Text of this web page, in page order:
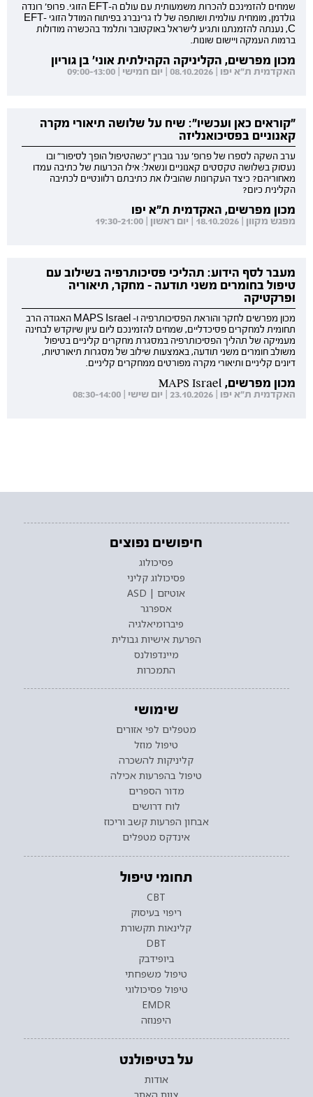
שמחים להזמינכם להכרות משמעותית עם עולם ה-EFT הזוגי. פרופ' רונדה
גולדמן, מומחית עולמית ושותפה של לז גרינברג בפיתוח המודל הזוגי EFT-
C, נענתה להזמנתנו ותגיע לישראל באוקטובר ותלמד בהכשרה מודולות
ברמות העמקה ויישום שונות.
מכון מפרשים, הקליניקה הקהילתית אוני' בן גוריון
האקדמית ת"א יפו | 08.10.2026 | יום חמישי | 09:00-13:00
"קוראים כאן ועכשיו": שיח על שלושה תיאורי מקרה
קאנוניים בפסיכואנליזה
ערב השקה לספרו של פרופ' ענר גוברין "כשהטיפול הופך לסיפור" ובו
נעסוק בשלושה טקסטים קאנוניים ונשאל: אילו הכרעות של כתיבה עמדו
מאחוריהם? כיצד העקרונות שהובילו את כתיבתם רלוונטיים לכתיבה
הקלינית כיום?
מכון מפרשים, האקדמית ת"א יפו
מפגש מקוון | 18.10.2026 | יום ראשון | 19:30-21:00
מעבר לסף הידוע: תהליכי פסיכותרפיה בשילוב עם
טיפול בחומרים משני תודעה - מחקר, תיאוריה
ופרקטיקה
מכון מפרשים לחקר והוראת הפסיכותרפיה ו- MAPS Israel האגודה הרב
תחומית למחקרים פסיכדליים, שמחים להזמינכם ליום עיון שיוקדש לבחינה
מעמיקה של תהליך הפסיכותרפיה במסגרת מחקרים קליניים בטיפול
משולב חומרים משני תודעה, באמצעות שילוב של מסגרות תיאורטיות,
דיונים קליניים ותיאורי מקרה מפורטים ממחקרים קליניים.
מכון מפרשים, MAPS Israel
האקדמית ת"א יפו | 23.10.2026 | יום שישי | 08:30-14:00
חיפושים נפוצים
פסיכולוג
פסיכולוג קליני
אוטיזם | ASD
אספרגר
פיברומיאלגיה
הפרעת אישיות גבולית
מיינדפולנס
התמכרות
שימושי
מטפלים לפי אזורים
טיפול מוזל
קליניקות להשכרה
טיפול בהפרעות אכילה
מדור הספרים
לוח דרושים
אבחון הפרעות קשב וריכוז
אינדקס מטפלים
תחומי טיפול
CBT
ריפוי בעיסוק
קלינאות תקשורת
DBT
ביופידבק
טיפול משפחתי
טיפול פסיכולוגי
EMDR
היפנוזה
על בטיפולנט
אודות